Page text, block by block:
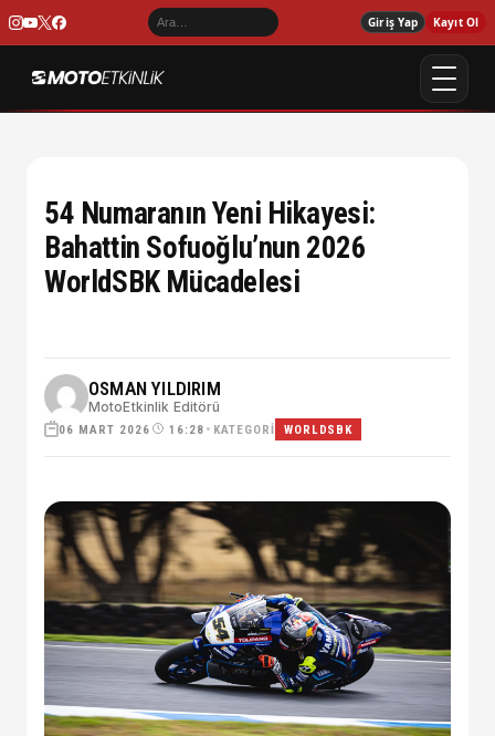
Giriş Yap Kayıt Ol
54 Numaranın Yeni Hikayesi:
Bahattin Sofuoğlu’nun 2026
WorldSBK Mücadelesi
OSMAN YILDIRIM
MotoEtkinlik Editörü
06 MART 2026 16:28 • KATEGORI WORLDSBK